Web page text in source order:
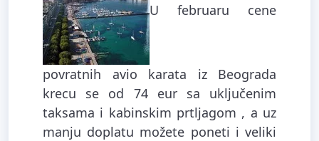
U februaru cene
povratnih avio karata iz Beograda
krecu se od 74 eur sa uključenim
taksama i kabinskim prtljagom , a uz
manju doplatu možete poneti i veliki